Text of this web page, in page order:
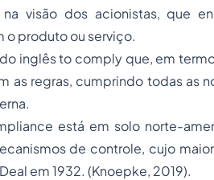
visão dos acionistas, que
o produto ou serviço.
inglêsto comply que, em
as regras, cumprindo todas as
está em solo norte-
de controle, cujo
em 1932. (Knoepke, 2019).